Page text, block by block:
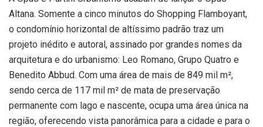
Altana. Somente a cinco minutos do Shopping Flamboyant,
o condomínio horizontal de altíssimo padrão traz um
projeto inédito e autoral, assinado por grandes nomes da
arquitetura e do urbanismo: Leo Romano, Grupo Quatro e
Benedito Abbud. Com uma área de mais de 849 mil m²,
sendo cerca de 117 mil m² de mata de preservação
permanente com lago e nascente, ocupa uma área única na
região, oferecendo vista panorâmica para a cidade e para o